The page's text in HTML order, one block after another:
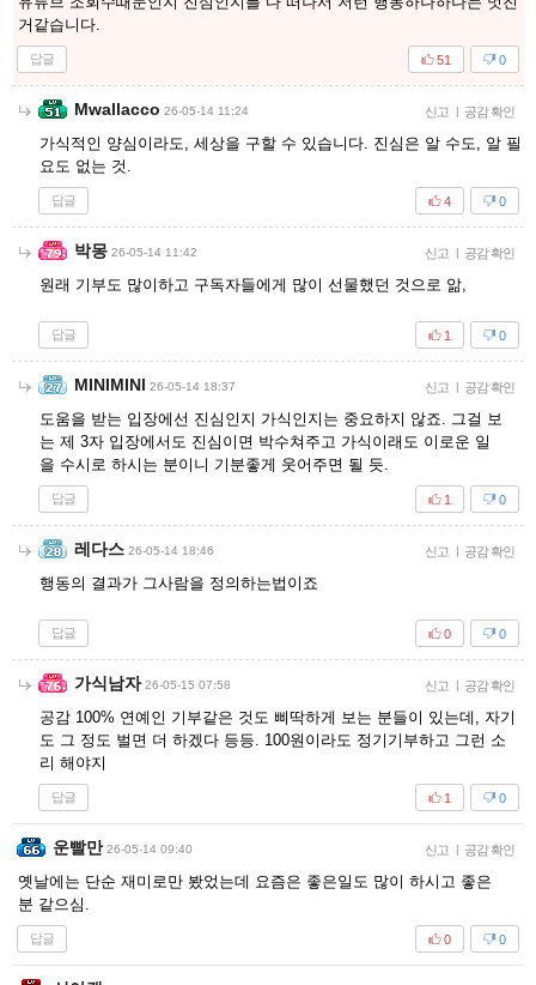
거같습니다.
답글 0
51
Mwallacco 26-05-14 11:24 신고 공감 확인
가식적인 양심이라도, 세상을 구할 수 있습니다. 진심은 알 수도, 알 필
요도 없는 것.
답글 0
4
박몽 26-05-14 11:42 신고 공감 확인
원래 기부도 많이하고 구독자들에게 많이 선물했던 것으로 앎,
답글 0
1
MINIMINl 26-05-14 18:37 신고 공감 확인
도움을 받는 입장에선 진심인지 가식인지는 중요하지 않죠. 그걸 보
는 제 3자 입장에서도 진심이면 박수쳐주고 가식이래도 이로운 일
을 수시로 하시는 분이니 기분좋게 웃어주면 될 듯.
답글 0
1
레다스 26-05-14 18:46 신고 공감 확인
행동의 결과가 그사람을 정의하는법이죠
답글 0
0
가식남자 26-05-15 07:58 신고 공감 확인
공감 100% 연예인 기부같은 것도 삐딱하게 보는 분들이 있는데, 자기
도 그 정도 벌면 더 하겠다 등등. 100원이라도 정기기부하고 그런 소
리 해야지
답글 0
1
운빨만 26-05-14 09:40 신고 공감 확인
옛날에는 단순 재미로만 봤었는데 요즘은 좋은일도 많이 하시고 좋은
분 같으심.
답글 0
0